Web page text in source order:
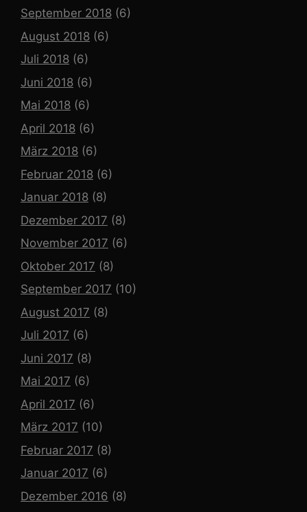
September 2018 (6)
August 2018 (6)
Juli 2018 (6)
Juni 2018 (6)
Mai 2018 (6)
April 2018 (6)
März 2018 (6)
Februar 2018 (6)
Januar 2018 (8)
Dezember 2017 (8)
November 2017 (6)
Oktober 2017 (8)
September 2017 (10)
August 2017 (8)
Juli 2017 (6)
Juni 2017 (8)
Mai 2017 (6)
April 2017 (6)
März 2017 (10)
Februar 2017 (8)
Januar 2017 (6)
Dezember 2016 (8)